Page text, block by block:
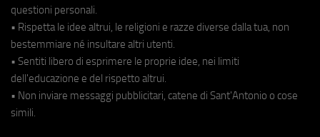
questioni personali.
• Rispetta le idee altrui, le religioni e razze diverse dalla tua, non
bestemmiare né insultare altri utenti.
• Sentiti libero di esprimere le proprie idee, nei limiti
dell'educazione e del rispetto altrui.
• Non inviare messaggi pubblicitari, catene di Sant'Antonio o cose
simili.